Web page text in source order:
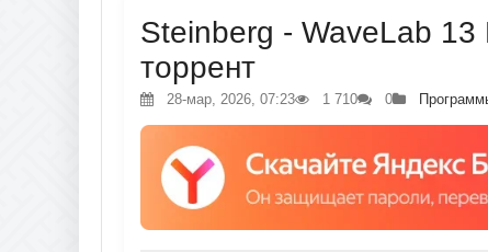
Steinberg - WaveLab 13
торрент
28-мар, 2026, 07:23 1 710 0